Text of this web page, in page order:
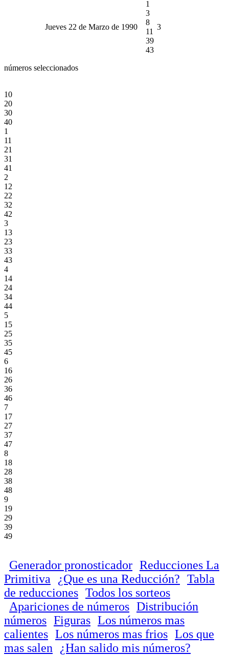
Jueves 22 de Marzo de 1990
1
3
8
11
39
43
3
números seleccionados
10
20
30
40
1
11
21
31
41
2
12
22
32
42
3
13
23
33
43
4
14
24
34
44
5
15
25
35
45
6
16
26
36
46
7
17
27
37
47
8
18
28
38
48
9
19
29
39
49
Generador pronosticador Reducciones La
Primitiva
¿Que es una Reducción? Tabla
de reducciones Todos los sorteos
Apariciones de números Distribución
números Figuras Los números mas
calientes Los números mas frios Los que
mas salen
¿Han salido mis números?